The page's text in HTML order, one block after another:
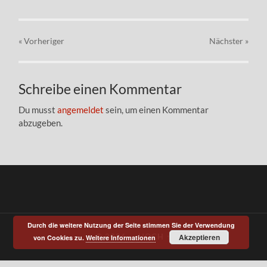
« Vorheriger Nächster »
Schreibe einen Kommentar
Du musstangemeldet sein, um einen Kommentar
abzugeben.
© 2026—HOCH ↑
Durch die weitere Nutzung der Seite stimmen Sie der Verwendung
von Cookies zu.Weitere Informationen Akzeptieren